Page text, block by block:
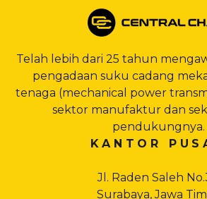
Telah lebih dari 25 tahun
pengadaan suku cadang
tenaga (mechanical power
sektor manufaktur dan
pendukungnya.
KANTOR
Jl. Raden Saleh
Surabaya, Jawa